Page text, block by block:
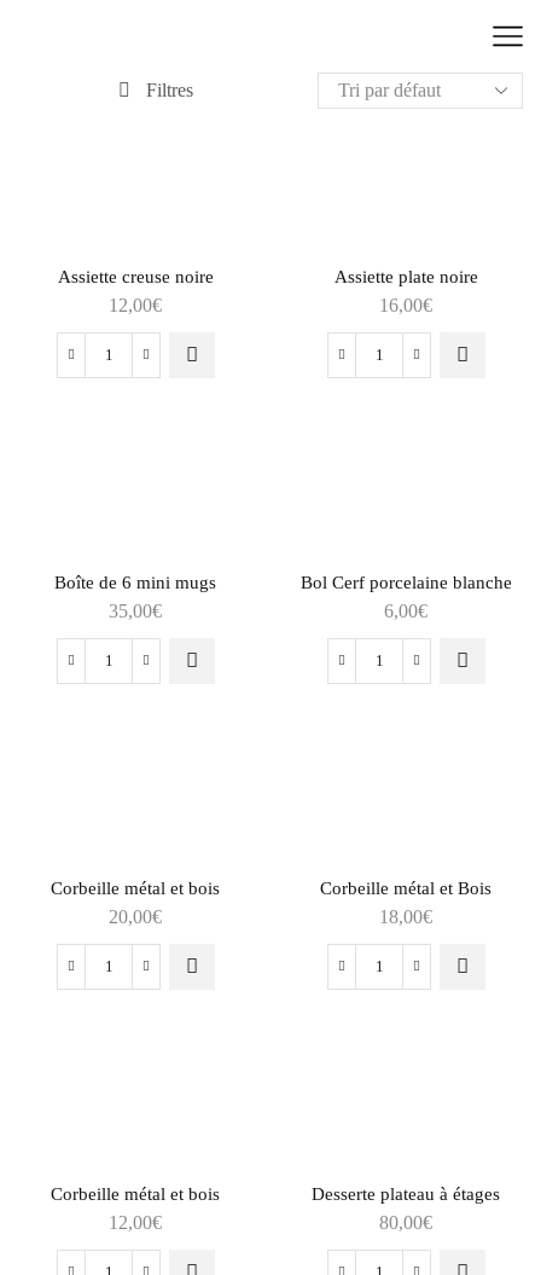
Filtres
Assiette creuse noire
12,00€
Assiette plate noire
16,00€
Boîte de 6 mini mugs
35,00€
Bol Cerf porcelaine blanche
6,00€
Corbeille métal et bois
20,00€
Corbeille métal et Bois
18,00€
Corbeille métal et bois
12,00€
Desserte plateau à étages
80,00€